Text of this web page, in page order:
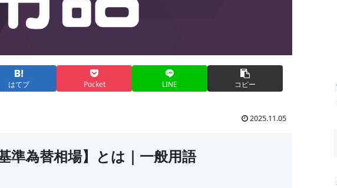
はてブ Pocket LINE コピー
2025.11.05
準為替相場】とは｜一般用語